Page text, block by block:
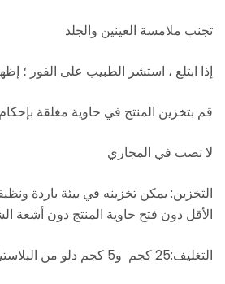
تجنب ملامسة العينين والجلد
إذا ابتلع ، استشر الطبيب على الفور ؛
قم بتخزين المنتج في حاوية مغلقة بإحكام
لا تصب في المجاري
التخزين: يمكن تخزينه في بيئة باردة
الأقل دون فتح حاوية المنتج دون أشعة
التغليف:25 كجم و5 كجم دلو من البلاستيك